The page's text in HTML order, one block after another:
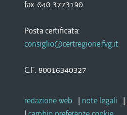
fax. 040 3773190
Posta certificata:
consiglio@certregione.fvg.it
C.F. 80016340327
redazione web | note legali |